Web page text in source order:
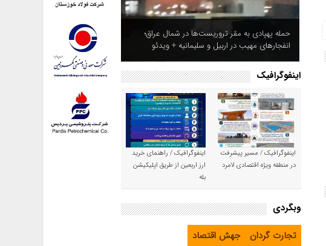
حمله پهپادی به مقر تروریست‌ها در شمال عراق؛
انفجارهای مهیب در اربیل و سلیمانیه + ویدئو
اینفوگرافیک
اینفوگرافیک / مسیر پیشرفت
در منطقه ویژه اقتصادی لامرد
اینفوگرافیک / راهنمای خرید
ارز اربعین از طریق اپلیکیشن
بله
وبگردی
تجارت گردان
جهش اقتصاد